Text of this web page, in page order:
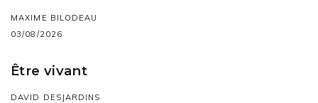
MAXIME BILODEAU
03/08/2026
Être vivant
DAVID DESJARDINS